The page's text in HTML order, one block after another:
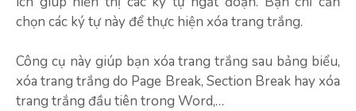
chọn các ký tự này để thực hiện xóa trang trắng.
Công cụ này giúp bạn xóa trang trắng sau bảng biểu,
xóa trang trắng do Page Break, Section Break hay xóa
trang trắng đầu tiên trong Word,…